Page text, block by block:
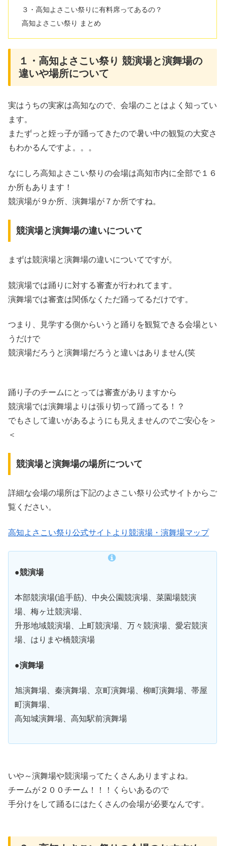
３・高知よさこい祭りに有料席ってあるの？
高知よさこい祭り まとめ
１・高知よさこい祭り 競演場と演舞場の
違いや場所について
実はうちの実家は高知なので、会場のことはよく知ってい
ます。
またずっと姪っ子が踊ってきたので暑い中の観覧の大変さ
もわかるんですよ。。。
なにしろ高知よさこい祭りの会場は高知市内に全部で１６
か所もあります！
競演場が９か所、演舞場が７か所ですね。
競演場と演舞場の違いについて
まずは競演場と演舞場の違いについてですが。
競演場では踊りに対する審査が行われてます。
演舞場では審査は関係なくただ踊ってるだけです。
つまり、見学する側からいうと踊りを観覧できる会場とい
うだけで
競演場だろうと演舞場だろうと違いはありません(笑
踊り子のチームにとっては審査がありますから
競演場では演舞場よりは張り切って踊ってる！？
でもさして違いがあるようにも見えませんのでご安心を＞
＜
競演場と演舞場の場所について
詳細な会場の場所は下記のよさこい祭り公式サイトからご
覧ください。
高知よさこい祭り公式サイトより競演場・演舞場マップ
●競演場
本部競演場(追手筋)、中央公園競演場、菜園場競演
場、梅ヶ辻競演場、
升形地域競演場、上町競演場、万々競演場、愛宕競演
場、はりまや橋競演場
●演舞場
旭演舞場、秦演舞場、京町演舞場、柳町演舞場、帯屋
町演舞場、
高知城演舞場、高知駅前演舞場
いや～演舞場や競演場ってたくさんありますよね。
チームが２００チーム！！！くらいあるので
手分けをして踊るにはたくさんの会場が必要なんです。